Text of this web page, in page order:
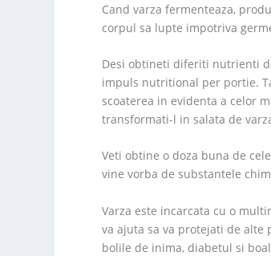
Cand varza fermenteaza,
corpul sa lupte impotriva
Desi obtineti diferiti nutrienti
impuls nutritional per portie.
scoaterea in evidenta a celor
transformati-l in salata de
Veti obtine o doza buna de
vine vorba de substantele
Varza este incarcata cu o
va ajuta sa va protejati de alte
bolile de inima, diabetul si